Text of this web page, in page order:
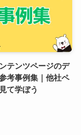
テンツページのデ
考事例集｜他社ペ
て学ぼう